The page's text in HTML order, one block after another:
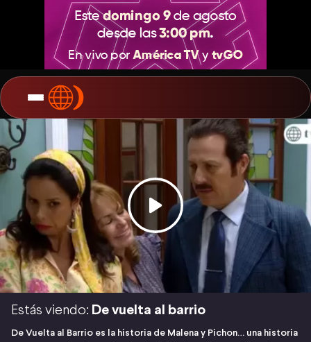
Estás viendo: De vuelta al barrio
De Vuelta al Barrio es la historia de Malena y Pichon… una historia